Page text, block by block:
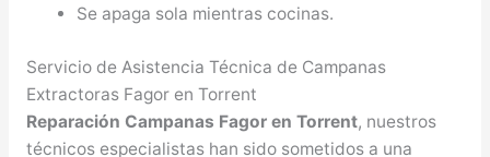
Se apaga sola mientras cocinas.
Servicio de Asistencia Técnica de Campanas
Extractoras Fagor en Torrent
Reparación Campanas Fagor en Torrent, nuestros
técnicos especialistas han sido sometidos a una